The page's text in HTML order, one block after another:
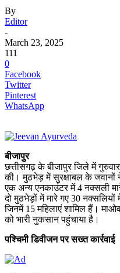
By
Editor
-
March 23, 2025
111
0
Facebook
Twitter
Pinterest
WhatsApp
बीजापुर
छत्तीसगढ़ के बीजापुर जिले में
की। मुठभेड़ में सुरक्षाबल के जवानों
एक अन्य एनकाउंटर में 4 नक्सली
दो मुठभेड़ों में मारे गए 30
जिनमें 15 महिलाएं शामिल हैं।
को भारी नुकसान पहुंचाया है।
पश्चिमी डिवीजन पर सख्त कार्रवाई